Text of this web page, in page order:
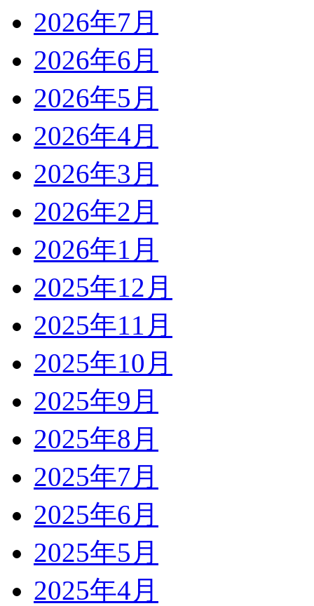
2026年7月
2026年6月
2026年5月
2026年4月
2026年3月
2026年2月
2026年1月
2025年12月
2025年11月
2025年10月
2025年9月
2025年8月
2025年7月
2025年6月
2025年5月
2025年4月